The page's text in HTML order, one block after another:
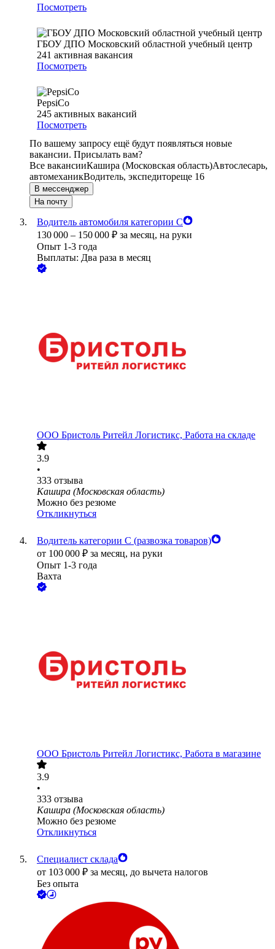
Посмотреть
ГБОУ ДПО Московский областной учебный центр
241 активная вакансия
Посмотреть
PepsiCo
245 активных вакансий
Посмотреть
По вашему запросу ещё будут появляться новые
вакансии. Присылать вам?
Все вакансииКашира (Московская область)Автослесарь,
автомеханикВодитель, экспедитореще 16
В мессенджер
На почту
Водитель автомобиля категории С
130 000 – 150 000 ₽ за месяц, на руки
Опыт 1-3 года
Выплаты: Два раза в месяц
ООО Бристоль Ритейл Логистикс, Работа на складе
3.9
•
333 отзыва
Кашира (Московская область)
Можно без резюме
Откликнуться
Водитель категории С (развозка товаров)
от 100 000 ₽ за месяц, на руки
Опыт 1-3 года
Вахта
ООО Бристоль Ритейл Логистикс, Работа в магазине
3.9
•
333 отзыва
Кашира (Московская область)
Можно без резюме
Откликнуться
Специалист склада
от 103 000 ₽ за месяц, до вычета налогов
Без опыта